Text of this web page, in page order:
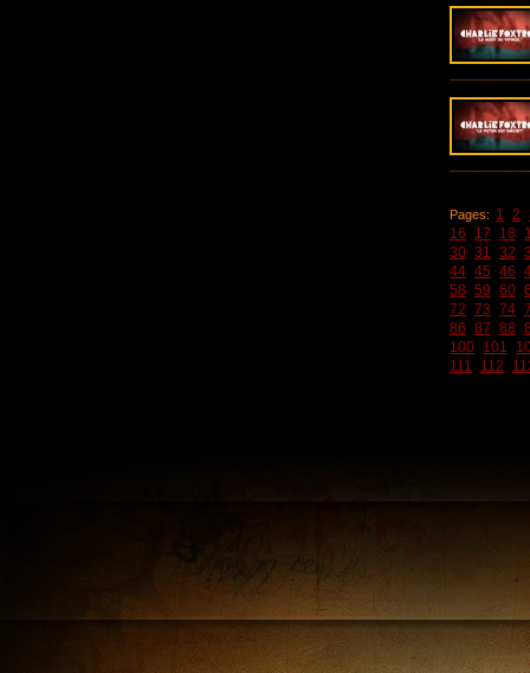
Pages: 1 2
16
17 18
30 31 32
44 45 46
58 59 60
72 73 74
86 87 88
100 101
111
112